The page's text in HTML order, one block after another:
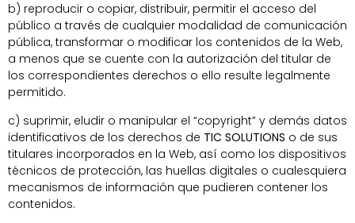
b) reproducir o copiar, distribuir, permitir el acceso del
público a través de cualquier modalidad de comunicación
pública, transformar o modificar los contenidos de la Web,
a menos que se cuente con la autorización del titular de
los correspondientes derechos o ello resulte legalmente
permitido.
c) suprimir, eludir o manipular el “copyright” y demás datos
identificativos de los derechos de TIC SOLUTIONS o de sus
titulares incorporados en la Web, así como los dispositivos
técnicos de protección, las huellas digitales o cualesquiera
mecanismos de información que pudieren contener los
contenidos.